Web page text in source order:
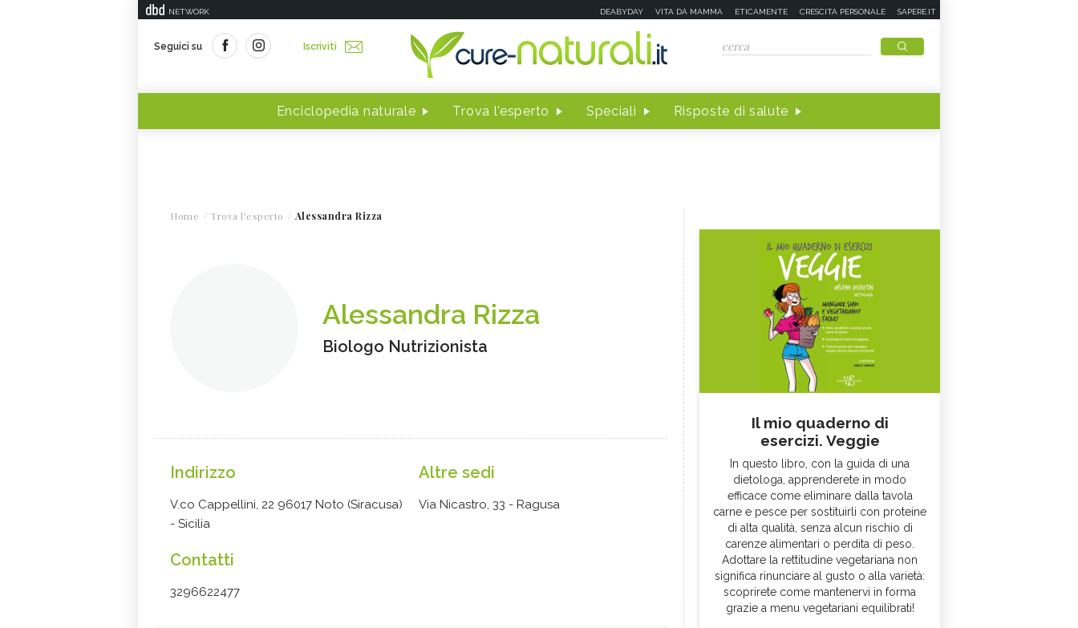
NETWORK DEABYDAY VITA DA MAMMA ETICAMENTE CRESCITA PERSONALE SAPERE.IT
Seguici su Iscriviti
Enciclopedia naturale Trova l'esperto Speciali Risposte di salute
Home Trova l'esperto Alessandra Rizza
Alessandra Rizza
Biologo Nutrizionista
Indirizzo
V.co Cappellini, 22 96017 Noto (Siracusa)
- Sicilia
Altre sedi
Via Nicastro, 33 - Ragusa
Contatti
3296622477
Il mio quaderno di
esercizi. Veggie
In questo libro, con la guida di una
dietologa, apprenderete in modo
efficace come eliminare dalla tavola
carne e pesce per sostituirli con proteine
di alta qualità, senza alcun rischio di
carenze alimentari o perdita di peso.
Adottare la rettitudine vegetariana non
significa rinunciare al gusto o alla varietà:
scoprirete come mantenervi in forma
grazie a menu vegetariani equilibrati!